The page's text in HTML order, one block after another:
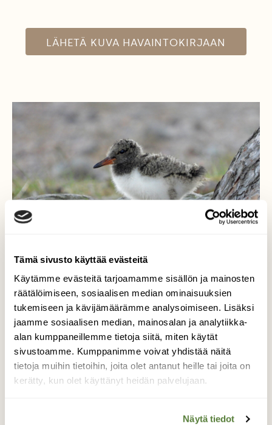
Tämä sivusto käyttää evästeitä
Käytämme evästeitä tarjoamamme sisällön ja mainosten
räätälöimiseen, sosiaalisen median ominaisuuksien
tukemiseen ja kävijämäärämme analysoimiseen. Lisäksi
jaamme sosiaalisen median, mainosalan ja analytiikka-
alan kumppaneillemme tietoja siitä, miten käytät
sivustoamme. Kumppanimme voivat yhdistää näitä
tietoja muihin tietoihin, joita olet antanut heille tai joita on
kerätty, kun olet käyttänyt heidän palvelujaan.
Näytä tiedot
LÄHETÄ KUVA HAVAINTOKIRJAAN
Meriharakan poikanen
Meriharakan poikanen haistelee merituulia
varhain aamulla Ruissalossa
Valokuvaaja: Juhani Peltonen, Turku 4.6.2026